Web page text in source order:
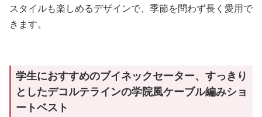
スタイルも楽しめるデザインで、季節を問わず長く愛用で
きます。
学生におすすめのブイネックセーター、すっきり
としたデコルテラインの学院風ケーブル編みショ
ートベスト